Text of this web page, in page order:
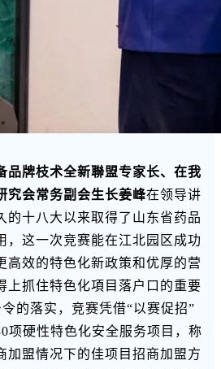
品牌枝术全新聯盟专家长、在我
究会常务副会生长姜峰在领导讲
的十八大以来取得了山东省药品
，这一次竞赛能在江北园区成功
高效的特色化新政策和优厚的营
上抓住特色化項目落户口的重要
的落实，竞赛凭借“以赛促招”
项硬性特色化安全服务项目，称
加盟情况下的佳项目招商加盟方